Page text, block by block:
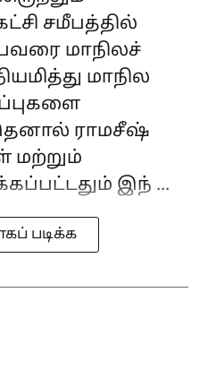
சமீபத்தில்
மாநிலச்
மாநில
ராமசீஷ்
மற்றும்
இந் ...
படிக்க